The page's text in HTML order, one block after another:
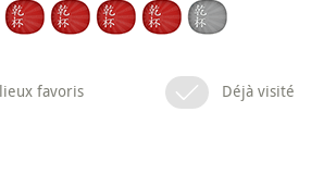
favoris Déjà visité